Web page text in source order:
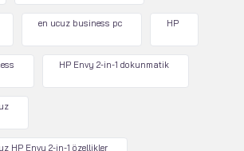
en ucuz business pc HP
HP Envy 2-in-1 dokunmatik
HP Envy 2-in-1 özellikler